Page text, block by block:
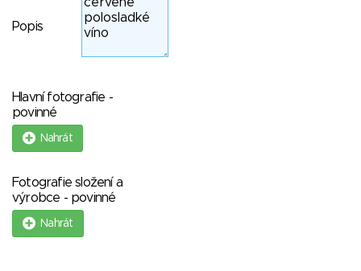
Popis
Hlavní fotografie -
povinné
Nahrát
Fotografie složení a
výrobce - povinné
Nahrát